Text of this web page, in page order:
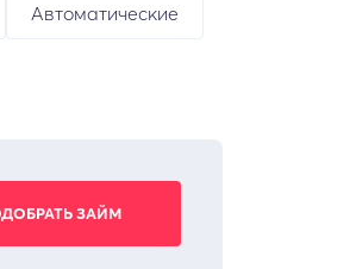
Автоматические